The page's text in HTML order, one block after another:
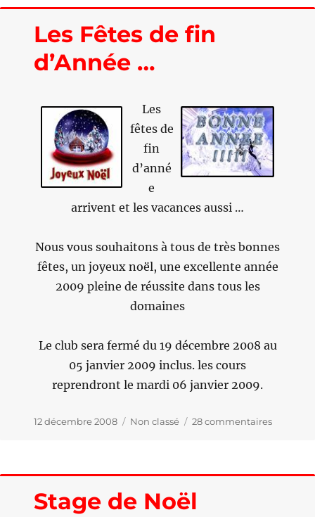
Les Fêtes de fin
d’Année …
Les
fêtes de
fin
d’anné
e
arrivent et les vacances aussi …
Nous vous souhaitons à tous de très bonnes
fêtes, un joyeux noël, une excellente année
2009 pleine de réussite dans tous les
domaines
Le club sera fermé du 19 décembre 2008 au
05 janvier 2009 inclus. les cours
reprendront le mardi 06 janvier 2009.
Publié
12 décembre 2008 Catégories
Non classé 28 commentairessur
Stage de Noël